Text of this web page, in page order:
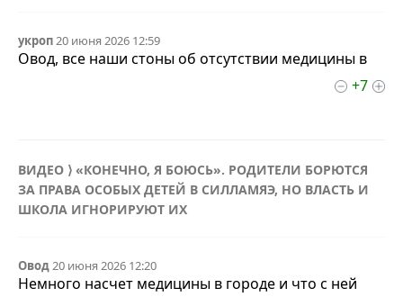
укроп20 июня 2026 12:59
Овод, все наши стоны об отсутствии медицины в
+7
ВИДЕО ⟩ «КОНЕЧНО, Я БОЮСЬ». РОДИТЕЛИ БОРЮТСЯ
ЗА ПРАВА ОСОБЫХ ДЕТЕЙ В СИЛЛАМЯЭ, НО ВЛАСТЬ И
ШКОЛА ИГНОРИРУЮТ ИХ
Овод20 июня 2026 12:20
Немного насчет медицины в городе и что с ней